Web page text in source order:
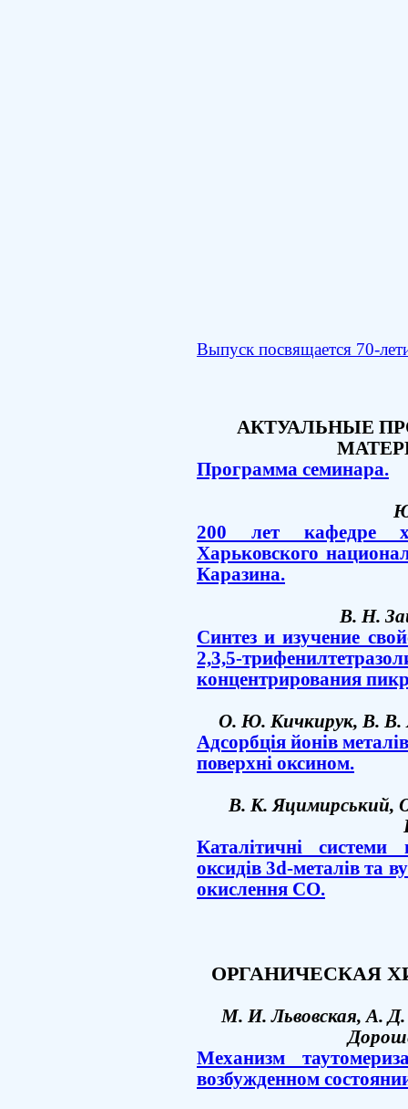
Выпуск посвящается 70-
АКТУАЛЬНЫЕ
Программа семинара.
200 лет кафедре
Харьковского
Каразина.
В. Н.
Cинтез и изучение
2,3,5-
концентрирования
О. Ю. Кичкирук, В. В.
Адсорбція йонів
поверхні оксином.
В. К. Яцимирський,
Каталітичні системи
оксидів 3d-металів та
окислення CO.
ОРГАНИЧЕСКАЯ
М. И. Львовская, А.
Механизм
возбужденном